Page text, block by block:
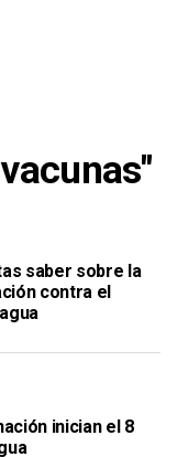
saber sobre la
contra el
inician el 8